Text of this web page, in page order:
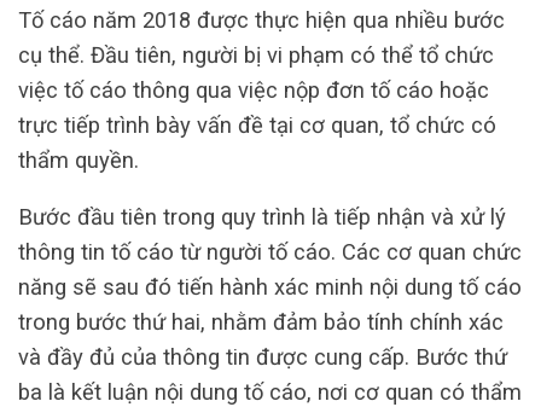
Tố cáo năm 2018 được thực hiện qua nhiều bước
cụ thể. Đầu tiên, người bị vi phạm có thể tổ chức
việc tố cáo thông qua việc nộp đơn tố cáo hoặc
trực tiếp trình bày vấn đề tại cơ quan, tổ chức có
thẩm quyền.
Bước đầu tiên trong quy trình là tiếp nhận và xử lý
thông tin tố cáo từ người tố cáo. Các cơ quan chức
năng sẽ sau đó tiến hành xác minh nội dung tố cáo
trong bước thứ hai, nhằm đảm bảo tính chính xác
và đầy đủ của thông tin được cung cấp. Bước thứ
ba là kết luận nội dung tố cáo, nơi cơ quan có thẩm